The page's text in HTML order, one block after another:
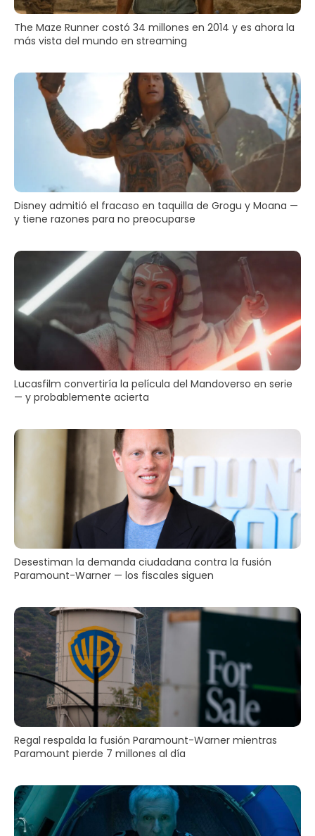
The Maze Runner costó 34 millones en 2014 y es ahora la
más vista del mundo en streaming
Disney admitió el fracaso en taquilla de Grogu y Moana —
y tiene razones para no preocuparse
Lucasfilm convertiría la película del Mandoverso en serie
— y probablemente acierta
Desestiman la demanda ciudadana contra la fusión
Paramount-Warner — los fiscales siguen
Regal respalda la fusión Paramount-Warner mientras
Paramount pierde 7 millones al día